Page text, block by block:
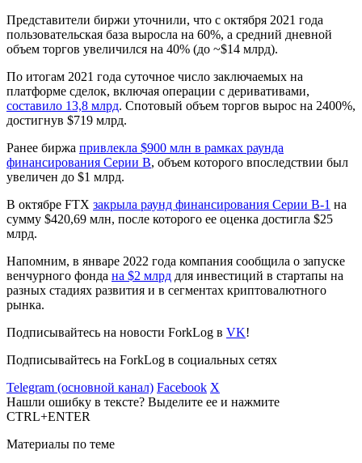
Представители биржи уточнили, что с октября 2021 года
пользовательская база выросла на 60%, а средний дневной
объем торгов увеличился на 40% (до ~$14 млрд).
По итогам 2021 года суточное число заключаемых на
платформе сделок, включая операции с деривативами,
составило 13,8 млрд. Спотовый объем торгов вырос на 2400%,
достигнув $719 млрд.
Ранее биржа привлекла $900 млн в рамках раунда
финансирования Серии B, объем которого впоследствии был
увеличен до $1 млрд.
В октябре FTX закрыла раунд финансирования Серии В-1 на
сумму $420,69 млн, после которого ее оценка достигла $25
млрд.
Напомним, в январе 2022 года компания сообщила о запуске
венчурного фонда на $2 млрд для инвестиций в стартапы на
разных стадиях развития и в сегментах криптовалютного
рынка.
Подписывайтесь на новости ForkLog в VK!
Подписывайтесь на ForkLog в социальных сетях
Telegram (основной канал) Facebook X
Нашли ошибку в тексте? Выделите ее и нажмите
CTRL+ENTER
Материалы по теме